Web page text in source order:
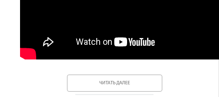
ЧИТАТЬ ДАЛЕЕ